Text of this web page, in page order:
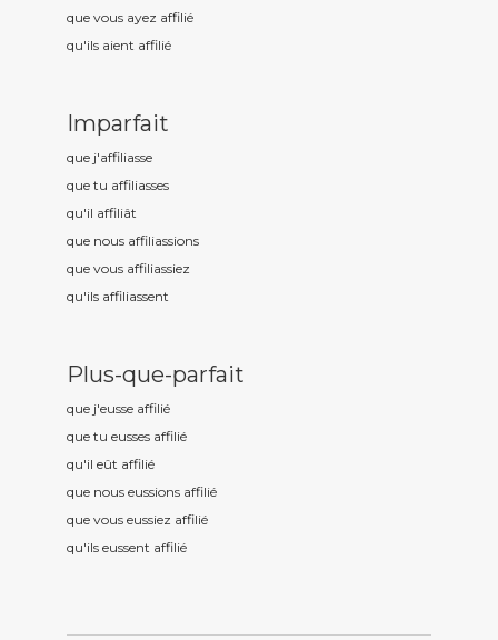
que vous ayez affilié
qu'ils aient affilié
Imparfait
que j'affiliasse
que tu affiliasses
qu'il affiliât
que nous affiliassions
que vous affiliassiez
qu'ils affiliassent
Plus-que-parfait
que j'eusse affilié
que tu eusses affilié
qu'il eût affilié
que nous eussions affilié
que vous eussiez affilié
qu'ils eussent affilié